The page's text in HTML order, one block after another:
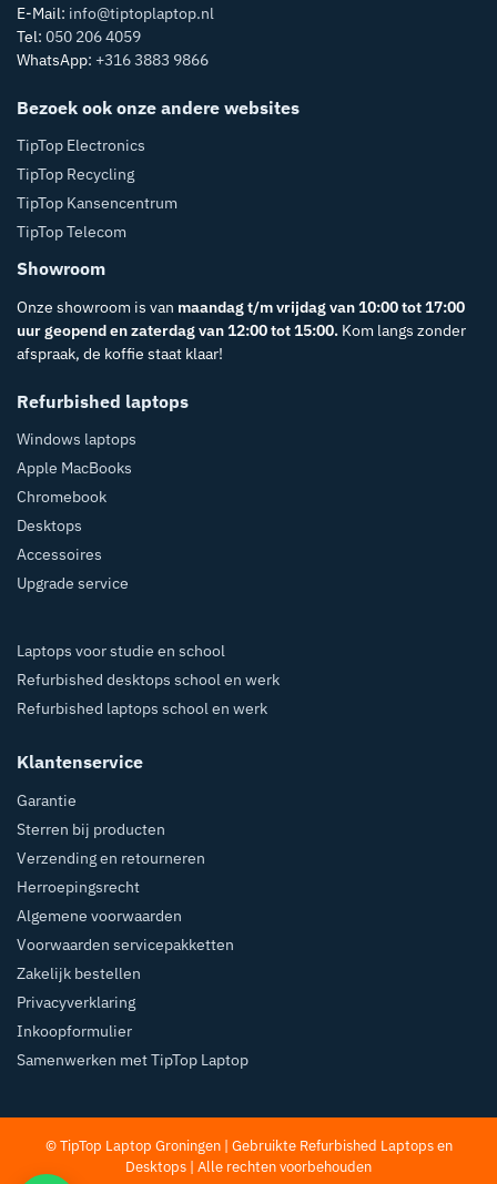
E-Mail: info@tiptoplaptop.nl
Tel: 050 206 4059
WhatsApp: +316 3883 9866
Bezoek ook onze andere websites
TipTop Electronics
TipTop Recycling
TipTop Kansencentrum
TipTop Telecom
Showroom
Onze showroom is van maandag t/m vrijdag van 10:00 tot 17:00
uur geopend en zaterdag van 12:00 tot 15:00. Kom langs zonder
afspraak, de koffie staat klaar!
Refurbished laptops
Windows laptops
Apple MacBooks
Chromebook
Desktops
Accessoires
Upgrade service
Laptops voor studie en school
Refurbished desktops school en werk
Refurbished laptops school en werk
Klantenservice
Garantie
Sterren bij producten
Verzending en retourneren
Herroepingsrecht
Algemene voorwaarden
Voorwaarden servicepakketten
Zakelijk bestellen
Privacyverklaring
Inkoopformulier
Samenwerken met TipTop Laptop
© TipTop Laptop Groningen | Gebruikte Refurbished Laptopsen
Desktops | Alle rechten voorbehouden